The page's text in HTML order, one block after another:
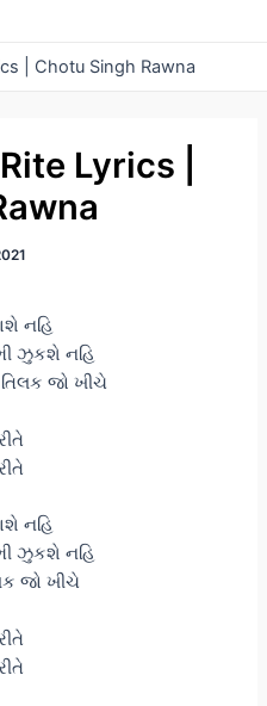
| Chotu Singh Rawna
Lyrics |
નહિ
ઝુકશે નહિ
તિલક જો ખીચે
નહિ
ઝુકશે નહિ
જો ખીચે